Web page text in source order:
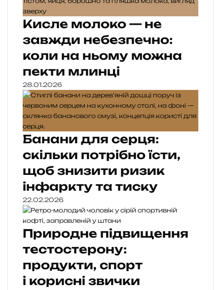
Кисле молоко — не
завжди небезпечно:
коли на ньому можна
пекти млинці
28.01.2026
Банани для серця:
скільки потрібно їсти,
щоб знизити ризик
інфаркту та тиску
22.02.2026
Природне підвищення
тестостерону:
продукти, спорт
і корисні звички